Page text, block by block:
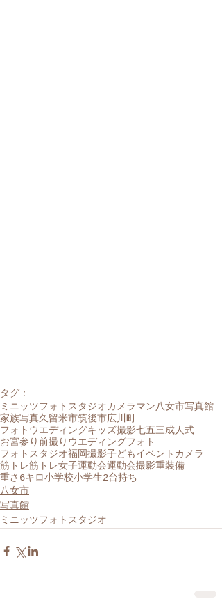
タグ：
ミニッツフォトスタジオカメラマン八女市写真館
家族写真久留米市筑後市広川町
フォトウエディングキッズ撮影七五三成人式
お宮参り前撮り ウエディングフォト
フォトスタジオ福岡撮影子どもイベント カメラ
筋トレ筋トレ女子運動会運動会撮影重装備
重さ6キロ小学校小学生2台持ち
八女市
写真館
ミニッツフォトスタジオ